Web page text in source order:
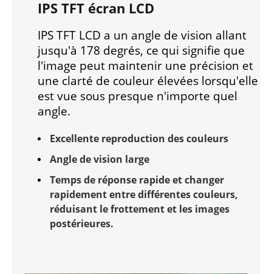
IPS TFT écran LCD
IPS TFT LCD a un angle de vision allant
jusqu'à 178 degrés, ce qui signifie que
l'image peut maintenir une précision et
une clarté de couleur élevées lorsqu'elle
est vue sous presque n'importe quel
angle.
Excellente reproduction des couleurs
Angle de vision large
Temps de réponse rapide et changer
rapidement entre différentes couleurs,
réduisant le frottement et les images
postérieures.